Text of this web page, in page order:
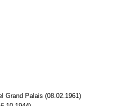
Grand Palais (08.02.1961)